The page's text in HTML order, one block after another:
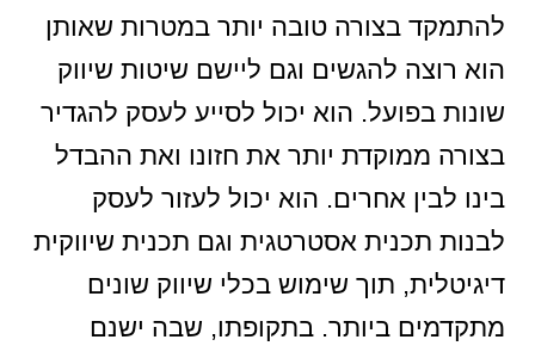
להתמקד בצורה טובה יותר במטרות שאותן
הוא רוצה להגשים וגם ליישם שיטות שיווק
שונות בפועל. הוא יכול לסייע לעסק להגדיר
בצורה ממוקדת יותר את חזונו ואת ההבדל
בינו לבין אחרים. הוא יכול לעזור לעסק
לבנות תכנית אסטרטגית וגם תכנית שיווקית
דיגיטלית, תוך שימוש בכלי שיווק שונים
מתקדמים ביותר. בתקופתו, שבה ישנם